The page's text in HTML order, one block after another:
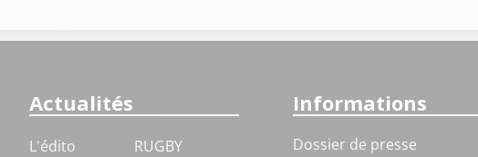
Actualités
L'édito
RUGBY
Informations
Dossier de presse